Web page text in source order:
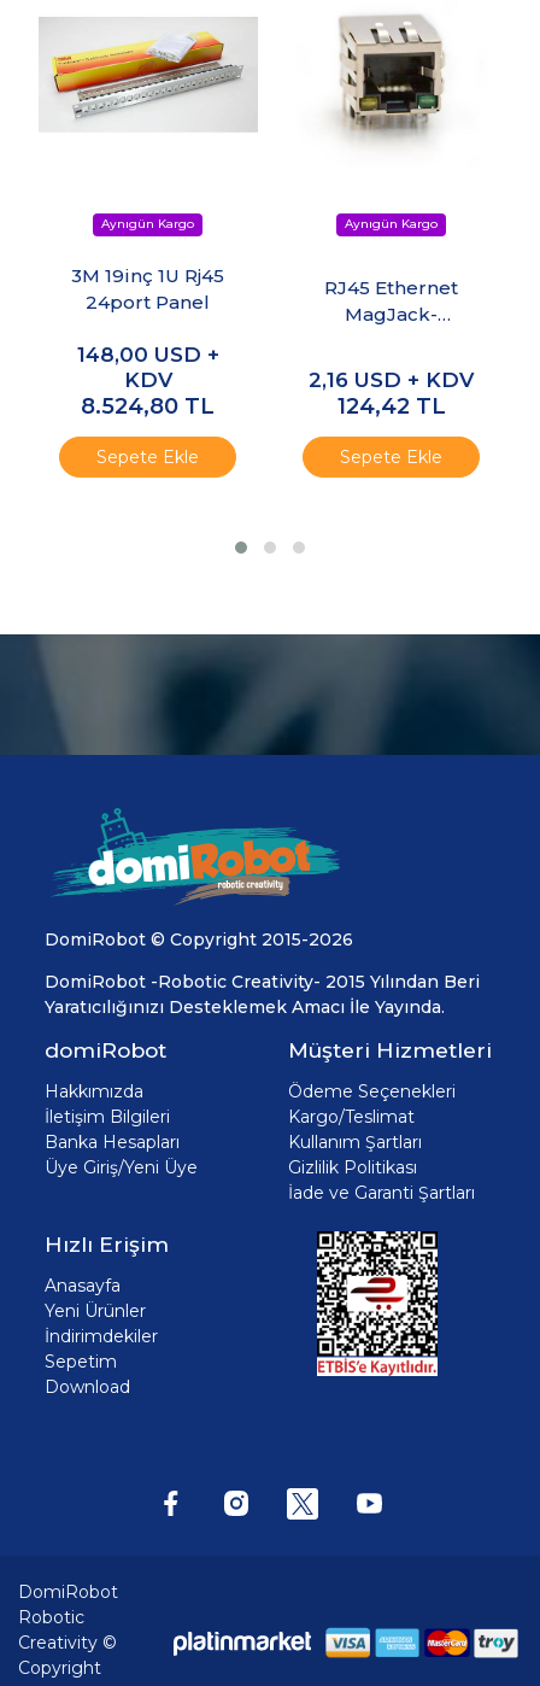
3M 19inç 1U Rj45
24port Panel
148,00 USD +
KDV
8.524,80 TL
Sepete Ekle
RJ45 Ethernet
MagJack-
2,16 USD + KDV
124,42 TL
Sepete Ekle
DomiRobot © Copyright 2015-2026
DomiRobot -Robotic Creativity- 2015 Yılından Beri
Yaratıcılığınızı Desteklemek Amacı İle Yayında.
domiRobot
Hakkımızda
İletişim Bilgileri
Banka Hesapları
Üye Giriş/Yeni Üye
Müşteri Hizmetleri
Ödeme Seçenekleri
Kargo/Teslimat
Kullanım Şartları
Gizlilik Politikası
İade ve Garanti Şartları
Hızlı Erişim
Anasayfa
Yeni Ürünler
İndirimdekiler
Sepetim
Download
DomiRobot
Robotic
Creativity ©
Copyright